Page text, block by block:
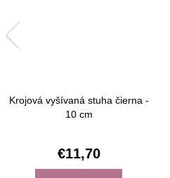
Krojová vyšívaná stuha čierna -
10 cm
€11,70